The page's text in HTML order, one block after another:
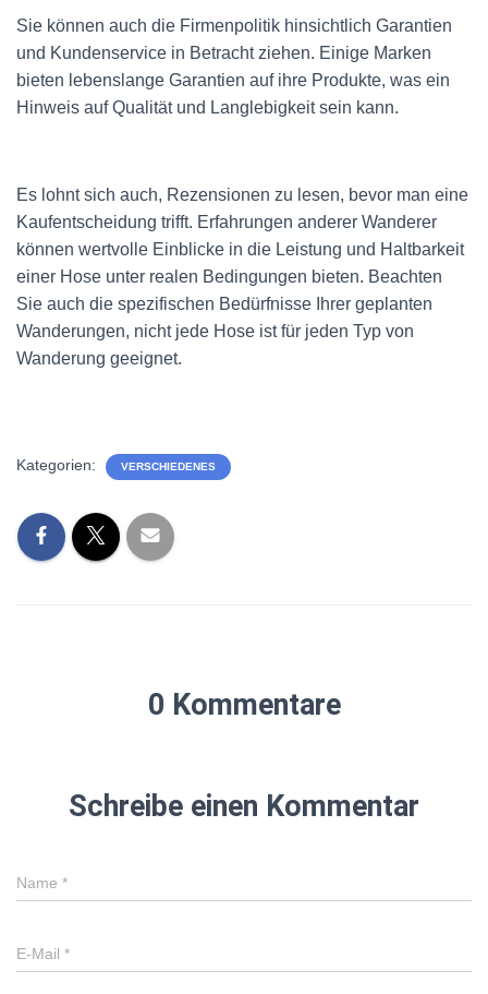
Sie können auch die Firmenpolitik hinsichtlich Garantien
und Kundenservice in Betracht ziehen. Einige Marken
bieten lebenslange Garantien auf ihre Produkte, was ein
Hinweis auf Qualität und Langlebigkeit sein kann.
Es lohnt sich auch, Rezensionen zu lesen, bevor man eine
Kaufentscheidung trifft. Erfahrungen anderer Wanderer
können wertvolle Einblicke in die Leistung und Haltbarkeit
einer Hose unter realen Bedingungen bieten. Beachten
Sie auch die spezifischen Bedürfnisse Ihrer geplanten
Wanderungen, nicht jede Hose ist für jeden Typ von
Wanderung geeignet.
Kategorien: VERSCHIEDENES
0 Kommentare
Schreibe einen Kommentar
Name *
E-Mail *